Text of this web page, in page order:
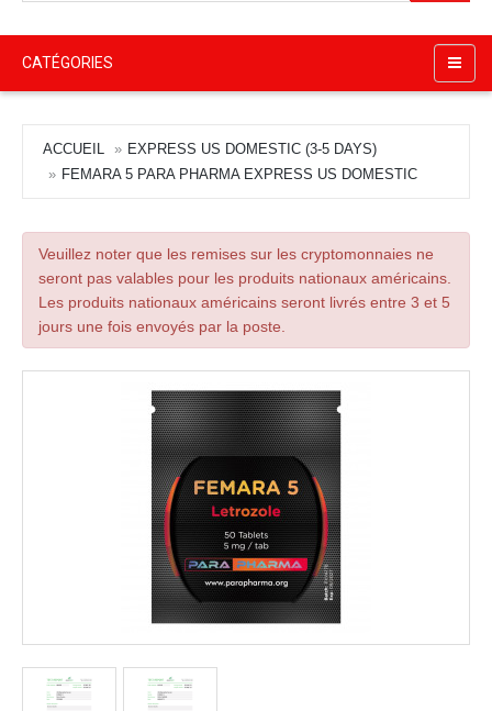
CATÉGORIES
ACCUEIL
EXPRESS US DOMESTIC (3-5 DAYS)
FEMARA 5 PARA PHARMA EXPRESS US DOMESTIC
Veuillez noter que les remises sur les cryptomonnaies ne
seront pas valables pour les produits nationaux américains.
Les produits nationaux américains seront livrés entre 3 et 5
jours une fois envoyés par la poste.